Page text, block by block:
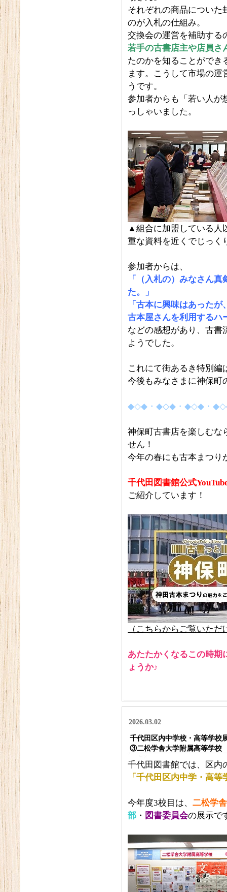
それぞれの商品についた
のが入札の仕組み。
交換会の運営を補助する
若手の古書店主や店員さ
たのかを知ることができ
ます。こうして市場の
うです。
参加者からも「若い人が
っしゃいました。
▲組合に加盟している人
重な資料を近くでじっく
参加者からは、
「（入札の）みなさん
た。」
「古本に興味はあった
古本屋さんを利用するハ
などの感想があり、古書
ようでした。
これにて街あるき特別編
今後もみなさまに神保町
◆◇◆・◆◇◆・◆◇◆・
神保町古書店を楽しむな
せん！
今年の春にも古本まつり
千代田図書館公式
ご紹介しています！
（ こちらからご覧いただ
あたたかくなるこの時期
ょうか♪
2026.03.02
千代田区内中学校・高等学校
③二松学舎大学附属高等学校
千代田図書館では、区内
「千代田区内中学・高
今年度3校目は、 二松学
部 ・ 図書委員会の展示で